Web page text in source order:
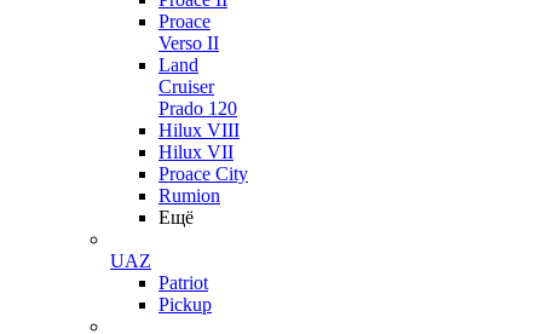
Proace
Verso II
Land
Cruiser
Prado 120
Hilux VIII
Hilux VII
Proace City
Rumion
Ещё
UAZ
Patriot
Pickup